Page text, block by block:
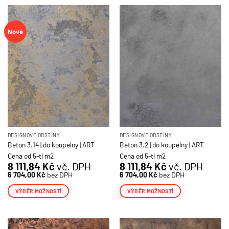
má
více
variant.
Možnosti
lze
vybrat
na
stránce
produktu
má
více
variant.
Možnosti
Nové
DESIGNOVÉ ODSTÍNY
Beton 3.14 | do koupelny | ART
Cena od 5-ti m2
8 111,84 Kč vč. DPH
6 704,00Kč bez DPH
VÝBĚR MOŽNOSTÍ
má
DESIGNOVÉ ODSTÍNY
Beton 3.2 | do koupelny | ART
Cena od 5-ti m2
8 111,84 Kč vč. DPH
6 704,00Kč bez DPH
VÝBĚR MOŽNOSTÍ
má